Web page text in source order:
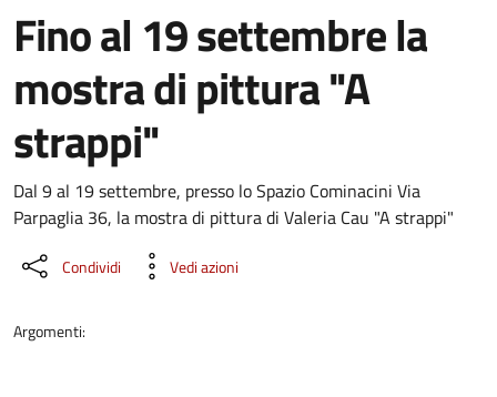
Fino al 19 settembre la
mostra di pittura "A
strappi"
Dettaglio dell'evento
Dal 9 al 19 settembre, presso lo Spazio Cominacini Via
Parpaglia 36, la mostra di pittura di Valeria Cau "A strappi"
Condividi Vedi azioni
Argomenti: